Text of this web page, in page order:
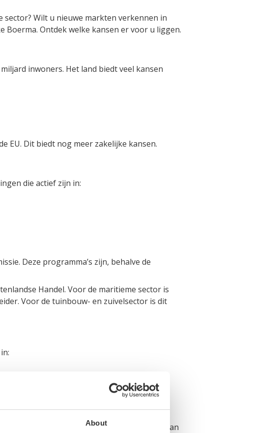
About
Wilt u nieuwe markten verkennen in
Boerma. Ontdek welke kansen er voor u liggen.
inwoners. Het land biedt veel kansen
EU. Dit biedt nog meer zakelijke kansen.
die actief zijn in:
Deze programma’s zijn, behalve de
Handel. Voor de maritieme sector is
Voor de tuinbouw- en zuivelsector is dit
riviertechniek
India heeft baat bij de Nederlandse kennis van